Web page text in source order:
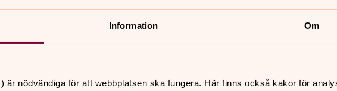
Information Om
är nödvändiga för att webbplatsen ska fungera. Här finns också kakor för
Körledare är Margareta